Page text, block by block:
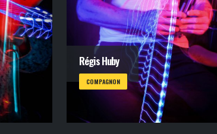
Régis Huby
COMPAGNON